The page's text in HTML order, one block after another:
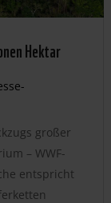
Hektar
großer
– WWF-
entspricht